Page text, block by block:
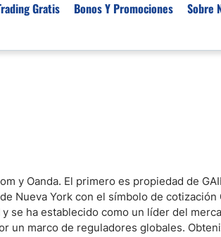
Broker para Metatrader 4
Brokers por Categoría
JPY
las Divisas
Gratis Bonos Y Promociones Sobre
y Oanda. El primero es propiedad de
Nueva York con el símbolo de cotización
se ha establecido como un líder del
un marco de reguladores globales.